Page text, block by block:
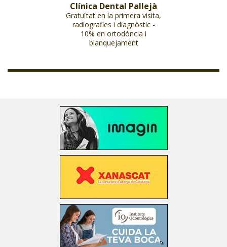
Clínica Dental Pallejà
Gratuïtat en la primera visita,
radiografies i diagnòstic -
10% en ortodòncia i
blanquejament